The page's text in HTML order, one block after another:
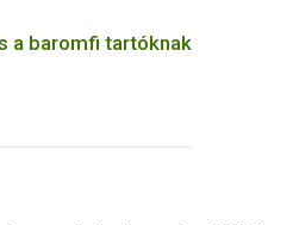
a baromfi tartóknak